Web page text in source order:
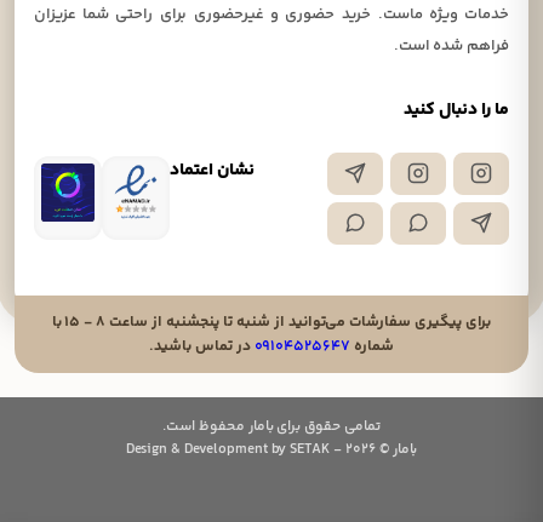
ما را دنبال کنید
نشان اعتماد
خدمات ویژه ماست. خرید حضوری و غیرحضوری برای راحتی شما عزیزان
فراهم شده است.
برای پیگیری سفارشات می‌توانید از شنبه تا پنجشنبه از ساعت ۸ - ۱۵ با
شماره ۰۹۱۰۴۵۲۵۶۴۷در تماس باشید.
تمامی حقوق برای بامار محفوظ است.
بامار © 2026 - Design & Development by SETAK